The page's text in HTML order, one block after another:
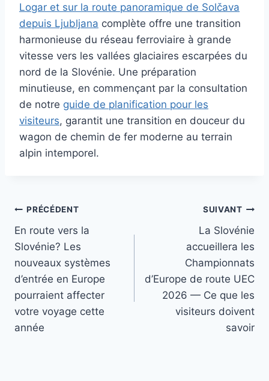
Logar et sur la route panoramique de Solčava
depuis Ljubljana complète offre une transition
harmonieuse du réseau ferroviaire à grande
vitesse vers les vallées glaciaires escarpées du
nord de la Slovénie. Une préparation
minutieuse, en commençant par la consultation
de notre guide de planification pour les
visiteurs, garantit une transition en douceur du
wagon de chemin de fer moderne au terrain
alpin intemporel.
Navigation
de
l’article
PRÉCÉDENT
En route vers la
Slovénie? Les
nouveaux systèmes
d’entrée en Europe
pourraient affecter
votre voyage cette
année
SUIVANT
La Slovénie
accueillera les
Championnats
d’Europe de route UEC
2026 — Ce que les
visiteurs doivent
savoir